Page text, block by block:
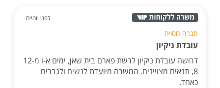
לפני יומיים
חברה חסויה
עובדת ניקיון
דרושה עובדת ניקיון לרשת פארם בית שאן, ימים א-ו מ12-
8, תנאים מצויינים. המשרה מיועדת לנשים ולגברים
כאחד.